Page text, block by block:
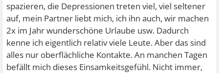
spazieren, die Depressionen treten viel, viel seltener
auf, mein Partner liebt mich, ich ihn auch, wir machen
2x im Jahr wunderschöne Urlaube usw. Dadurch
kenne ich eigentlich relativ viele Leute. Aber das sind
alles nur oberflächliche Kontakte. An manchen Tagen
befällt mich dieses Einsamkeitsgefühl. Nicht immer,